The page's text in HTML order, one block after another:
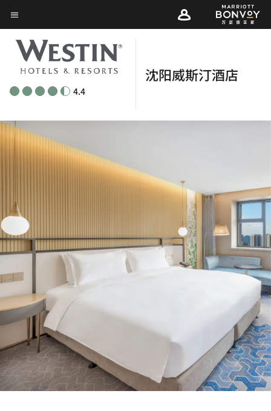
Skip
to
main
content
菜单文本
4.4
沈阳威斯汀酒店